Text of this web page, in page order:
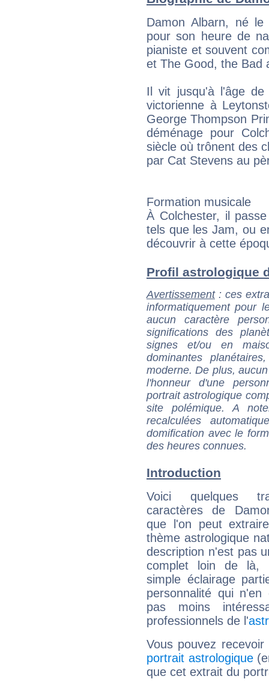
Damon Albarn, né
pour son heure de
pianiste et souvent
et The Good, the Bad
Il vit jusqu'à l'âge
victorienne à
George Thompson
déménage pour
siècle où trônent des
par Cat Stevens au
Formation musicale
À Colchester, il
tels que les Jam, ou
découvrir à cette
Profil astrologique
Avertissement: ces
informatiquement pour
aucun caractère
significations des
signes et/ou en
dominantes
moderne. De plus,
l'honneur d'une
portrait astrologique
site polémique. A
recalculées
domification avec le
des heures connues.
Introduction
Voici quelques
caractères de
que l'on peut
thème astrologique
description n'est pas
complet loin de là,
simple éclairage
personnalité qui n'en
pas moins
professionnels de l'
Vous pouvez
portrait astrologique
que cet extrait du